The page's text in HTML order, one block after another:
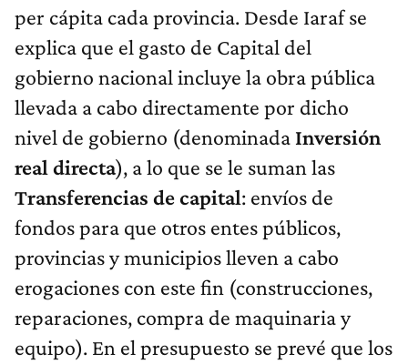
per cápita cada provincia. Desde Iaraf se
explica que el gasto de Capital del
gobierno nacional incluye la obra pública
llevada a cabo directamente por dicho
nivel de gobierno (denominada Inversión
real directa), a lo que se le suman las
Transferencias de capital: envíos de
fondos para que otros entes públicos,
provincias y municipios lleven a cabo
erogaciones con este fin (construcciones,
reparaciones, compra de maquinaria y
equipo). En el presupuesto se prevé que los